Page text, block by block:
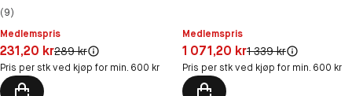
(9)
Medlemspris
Pris: 231,20 kr
231,20 krOriginal pris:
289 kr
Pris per stk ved kjøp for min. 600 kr
Medlemspris
Pris: 1 071,20 kr
1 071,20 krOriginal pris:
1 339 kr
Pris per stk ved kjøp for min. 600 kr